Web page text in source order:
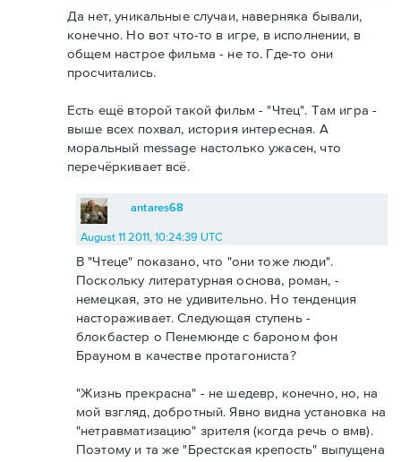
Да нет, уникальные случаи, наверняка бывали,
конечно. Но вот что-то в игре, в исполнении, в
общем настрое фильма - не то. Где-то они
просчитались.
Есть ещё второй такой фильм - "Чтец". Там игра -
выше всех похвал, история интересная. А
моральный message настолько ужасен, что
перечёркивает всё.
antares68
August 11 2011, 10:24:39 UTC
В "Чтеце" показано, что "они тоже люди".
Поскольку литературная основа, роман, -
немецкая, это не удивительно. Но тенденция
настораживает. Следующая ступень -
блокбастер о Пенемюнде с бароном фон
Брауном в качестве протагониста?
"Жизнь прекрасна" - не шедевр, конечно, но, на
мой взгляд, добротный. Явно видна установка на
"нетравматизацию" зрителя (когда речь о вмв).
Поэтому и та же "Брестская крепость" выпущена